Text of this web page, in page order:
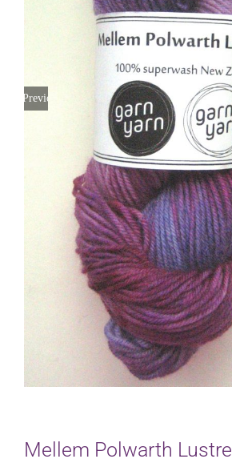
Previous
Mellem Polwarth Lustre